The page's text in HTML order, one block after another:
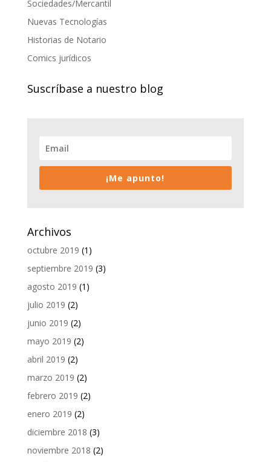
Sociedades/Mercantil
Nuevas Tecnologías
Historias de Notario
Comics jurídicos
Suscríbase a nuestro blog
¡Me apunto!
Archivos
octubre 2019 (1)
septiembre 2019 (3)
agosto 2019 (1)
julio 2019 (2)
junio 2019 (2)
mayo 2019 (2)
abril 2019 (2)
marzo 2019 (2)
febrero 2019 (2)
enero 2019 (2)
diciembre 2018 (3)
noviembre 2018 (2)